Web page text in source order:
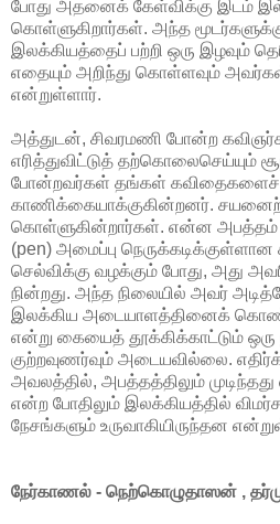
போது அதனைக் கேள்விக்கு இடம்
கொள்ளுகிறார்கள். அந்த
இலக்கியத்தைப் பற்றி ஒரு இழவும்
எதையும் அறிந்து கொள்ளவும்
என்றுள்ளார்.
அத்துடன், சிவரமணி போன்ற
எரித்துவிட்டுத் தற்கொலைசெய்யும்
போன்றவர்கள் தங்கள் கவிதைகளைச்
காணிக்கையாக்குகின்றனர்.
கொள்ளுகின்றார்கள். என்ன அபத்தம்
(pen) அமைப்பு
செல்விக்கு வழக்கும் போது, அது
நின்றது. அந்த நிலையில் அவர்
இலக்கிய அடையாளத்தினைக்
என்று கையைத் தூக்கிக்காட்டும் ஒரு
குற்றவுணர்வும் அடையவில்லை.
அவலத்தில், அபத்தத்திலும் முடிந்தது
என்ற போதிலும் இலக்கியத்தில்
நேசங்களும் உருவாகியிருந்தன
நேர்காணல் - நெற்கொழுதாஸன் , தர்மு